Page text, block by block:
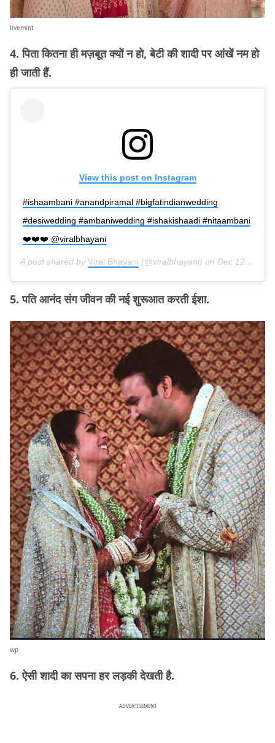
livemint
4. पिता कितना ही मज़बूत क्यों न हो, बेटी की शादी पर आंखें नम हो
ही जाती हैं.
View this post on Instagram
#ishaambani #anandpiramal #bigfatindianwedding
#desiwedding #ambaniwedding #ishakishaadi #nitaambani
❤️❤️❤️ @viralbhayani
A post shared by Viral Bhayani (@viralbhayani) on Dec 12, 2018 at 10:18am PST
5. पति आनंद संग जीवन की नई शुरूआत करती ईशा.
wp
6. ऐसी शादी का सपना हर लड़की देखती है.
ADVERTISEMENT